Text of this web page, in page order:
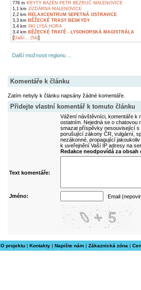
776 m KRYTÝ BAZÉN PETR BEZRUČ MALENOVICE
1,1 km JÍZDÁRNA MALENOVICE
2,2 km RELAXCENTRUM SEPETNÁ OSTRAVICE
3,3 km BĚŽECKÉ TRASY BESKYDY
3,4 km SKI LYSÁ HORA
3,4 km BĚŽECKÉ TRATĚ - LYSOHORSKÁ MAGISTRÁLA
[Další... (54)]
Další možnosti regionu ...
Komentáře k článku
Zatím nebyly k článku napsány žádné komentáře.
Přidejte vlastní komentář k tomuto článku
Vážení návštěvníci, komentáře k
ostatním. Nejedná se o
smazat příspěvky nesouvisející
porušující zákony ČR, vulgární,
nezákonné, propagující
k uveřejnění Vaší IP adresy na
Redakce neodpovídá za
Text komentáře:
Jméno: Email
O projektu| Kontakty| Napište nám| Zákaznická zóna |